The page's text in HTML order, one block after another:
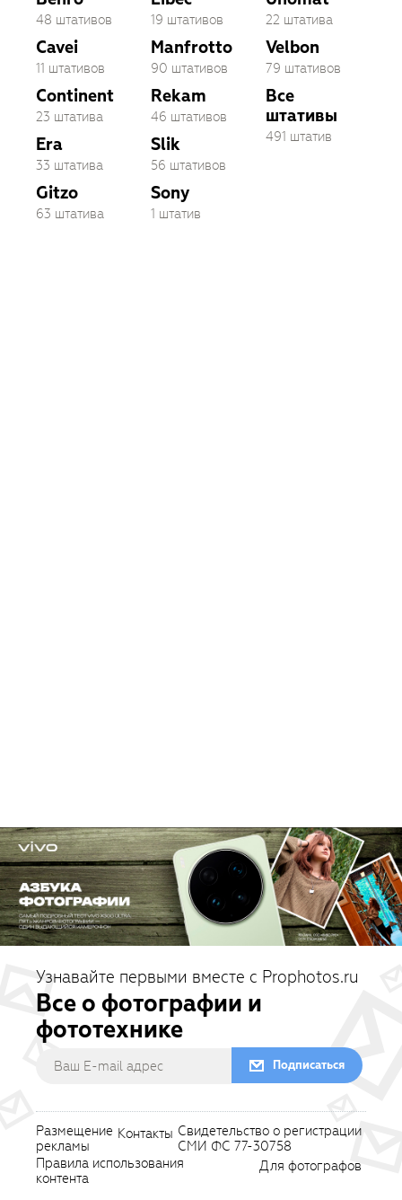
48 штативов
Cavei
11 штативов
Continent
23 штатива
Era
33 штатива
Gitzo
63 штатива
19 штативов
Manfrotto
90 штативов
Rekam
46 штативов
Slik
56 штативов
Sony
1 штатив
22 штатива
Velbon
79 штативов
Все
штативы
491 штатив
Узнавайте первыми вместе с Prophotos.ru
Все о фотографии и
фототехнике
Подписаться
Размещение
рекламы
Контакты Свидетельство о регистрации
СМИ ФС 77-30758
Правила использования
контента
Для фотографов